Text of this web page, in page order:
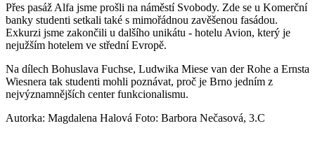
Přes pasáž Alfa jsme prošli na náměstí Svobody. Zde se u Komerční
banky studenti setkali také s mimořádnou zavěšenou fasádou.
Exkurzi jsme zakončili u dalšího unikátu - hotelu Avion, který je
nejužším hotelem ve střední Evropě.
Na dílech Bohuslava Fuchse, Ludwika Miese van der Rohe a Ernsta
Wiesnera tak studenti mohli poznávat, proč je Brno jedním z
nejvýznamnějších center funkcionalismu.
Autorka: Magdalena Halová Foto: Barbora Nečasová, 3.C